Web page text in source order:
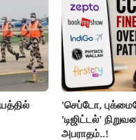
'செப்டோ,
'டிஜிட்டல்'
அபராதம்..!